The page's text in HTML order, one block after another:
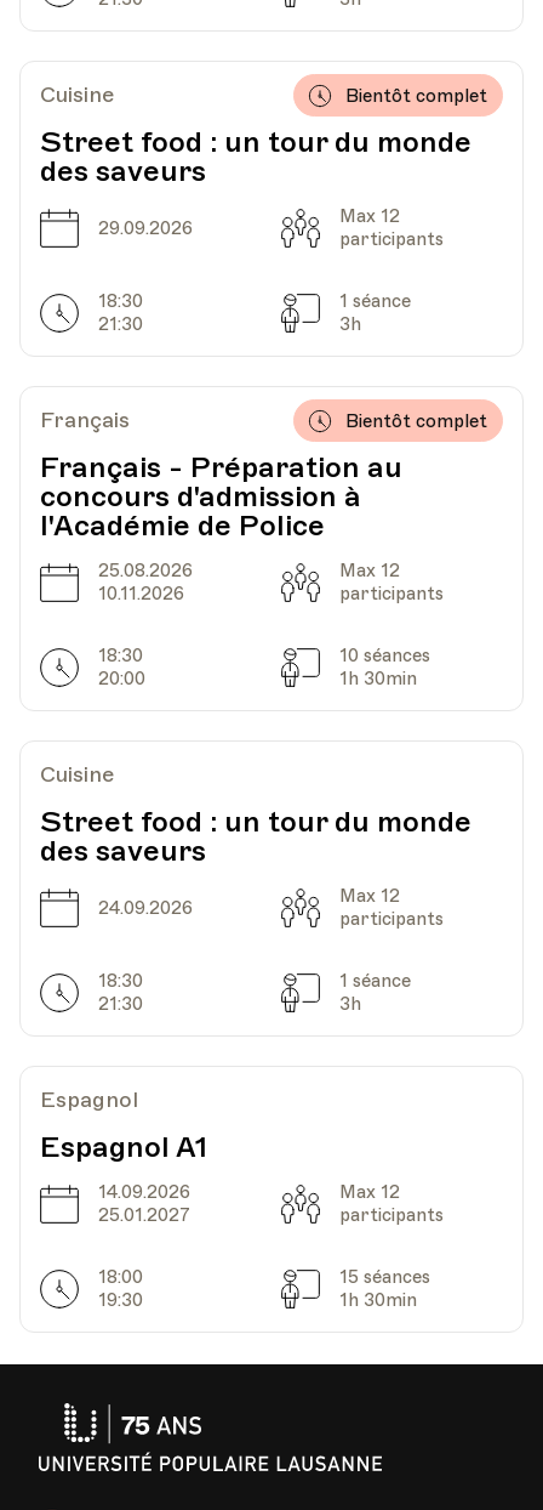
Cuisine
Street food : un tour du monde
des saveurs
Bientôt complet
Date
29.09.2026 Capacité
Max 12
participants
Horarires
18:30
21:30
Séances
1 séance
3h
Français
Français - Préparation au
concours d'admission à
l'Académie de Police
Bientôt complet
Date
25.08.2026
10.11.2026
Capacité
Max 12
participants
Horarires
18:30
20:00
Séances
10 séances
1h 30min
Cuisine
Street food : un tour du monde
des saveurs
Date
24.09.2026 Capacité
Max 12
participants
Horarires
18:30
21:30
Séances
1 séance
3h
Espagnol
Espagnol A1
Date
14.09.2026
25.01.2027
Capacité
Max 12
participants
Horarires
18:00
19:30
Séances
15 séances
1h 30min